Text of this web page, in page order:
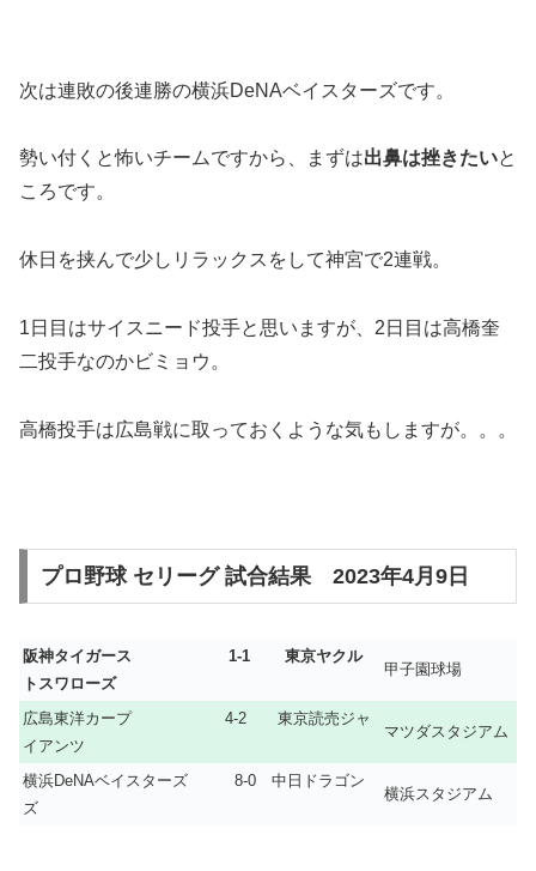
次は連敗の後連勝の横浜DeNAベイスターズです。
勢い付くと怖いチームですから、まずは出鼻は挫きたいと
ころです。
休日を挟んで少しリラックスをして神宮で2連戦。
1日目はサイスニード投手と思いますが、2日目は高橋奎
二投手なのかビミョウ。
高橋投手は広島戦に取っておくような気もしますが。。。
プロ野球 セリーグ 試合結果 2023年4月9日
阪神タイガース 1-1 東京ヤクル
トスワローズ
甲子園球場
広島東洋カープ 4-2 東京読売ジャ
イアンツ
マツダスタジアム
横浜DeNAベイスターズ 8-0 中日ドラゴン
ズ
横浜スタジアム